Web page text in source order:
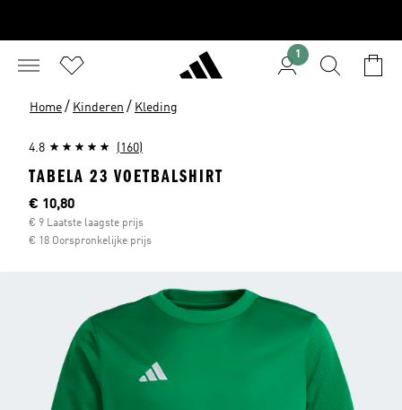
1
Home / Kinderen / Kleding
4.8 (160)
TABELA 23 VOETBALSHIRT
Current price
€ 10,80
€ 9 Laatste laagste prijs
€ 18 Oorspronkelijke prijs